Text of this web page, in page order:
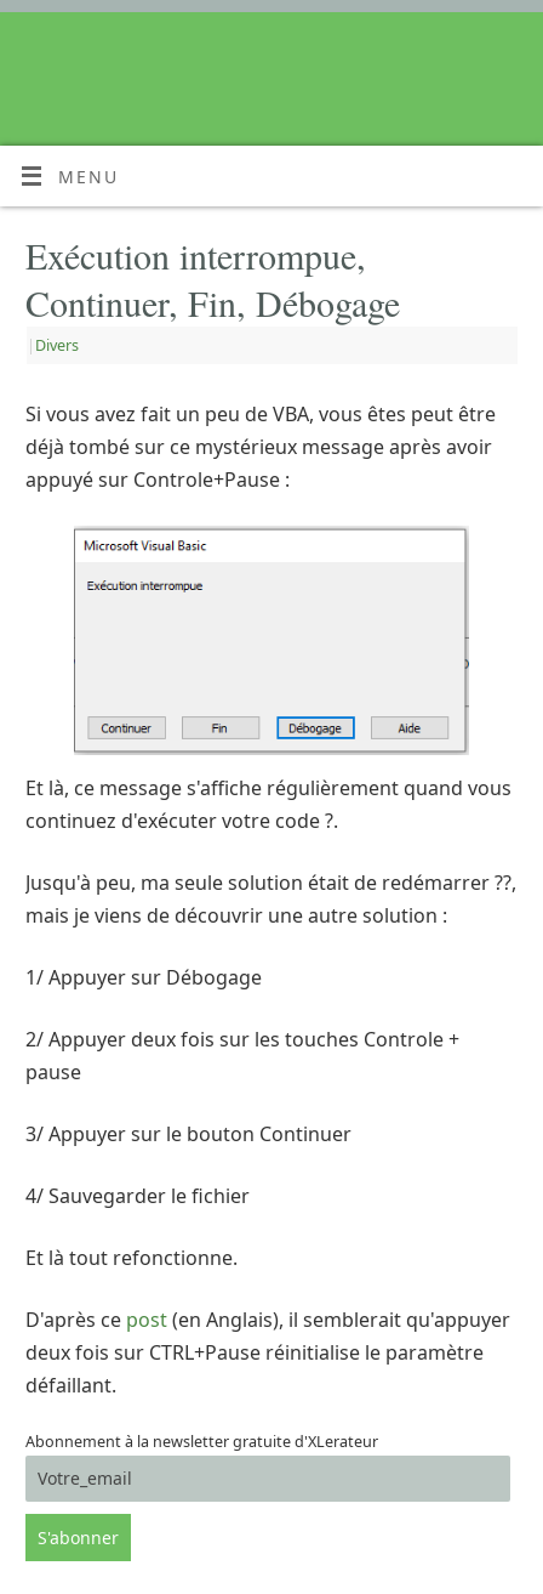
MENU
Exécution interrompue,
Continuer, Fin, Débogage
| Divers
Si vous avez fait un peu de VBA, vous êtes peut être
déjà tombé sur ce mystérieux message après avoir
appuyé sur Controle+Pause :
Et là, ce message s'affiche régulièrement quand vous
continuez d'exécuter votre code ?.
Jusqu'à peu, ma seule solution était de redémarrer ??,
mais je viens de découvrir une autre solution :
1/ Appuyer sur Débogage
2/ Appuyer deux fois sur les touches Controle +
pause
3/ Appuyer sur le bouton Continuer
4/ Sauvegarder le fichier
Et là tout refonctionne.
D'après ce post(en Anglais), il semblerait qu'appuyer
deux fois sur CTRL+Pause réinitialise le paramètre
défaillant.
Abonnement à la newsletter gratuite d'XLerateur